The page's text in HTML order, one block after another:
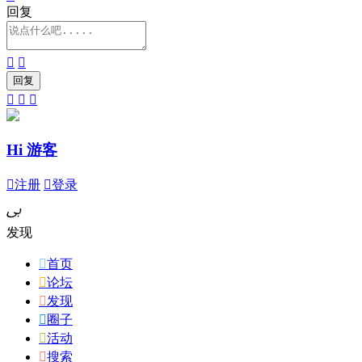
回复
 
  
Hi 游客
注册 登录
ﰉ
发现
首页
论坛
发现
 圈子
活动
搜索